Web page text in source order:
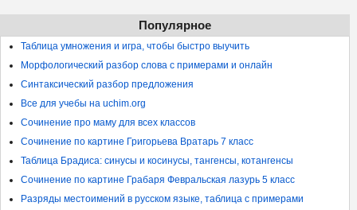
Популярное
Таблица умножения и игра, чтобы быстро выучить
Морфологический разбор слова с примерами и онлайн
Синтаксический разбор предложения
Все для учебы на uchim.org
Сочинение про маму для всех классов
Сочинение по картине Григорьева Вратарь 7 класс
Таблица Брадиса: синусы и косинусы, тангенсы, котангенсы
Сочинение по картине Грабаря Февральская лазурь 5 класс
Разряды местоимений в русском языке, таблица с примерами